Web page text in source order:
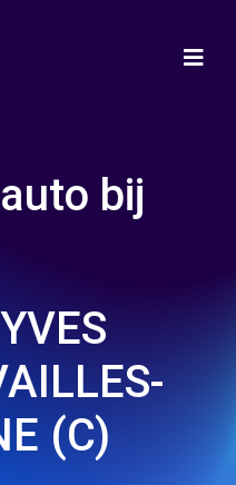
bij
(C)